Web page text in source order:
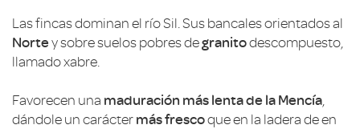
Las fincas dominan el río Sil. Sus bancales orientados al
Norte y sobre suelos pobres degranitodescompuesto,
llamado xabre.
Favorecen una maduración más lenta de la Mencía
dándole un carácter más frescoque en la ladera de en